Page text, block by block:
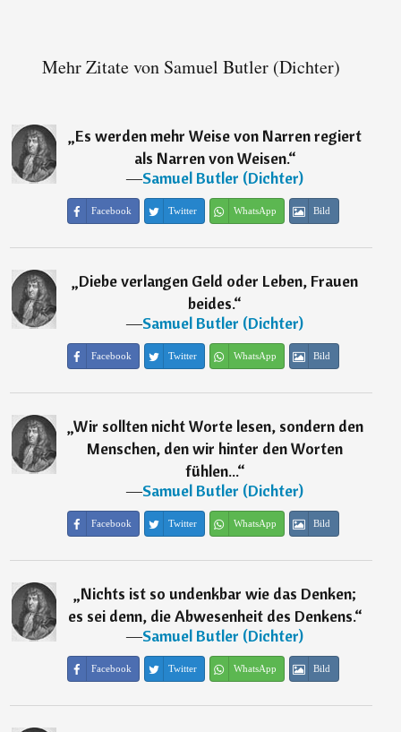
Mehr Zitate von Samuel Butler (Dichter)
„Es werden mehr Weise von Narren regiert
als Narren von Weisen.“
―Samuel Butler (Dichter)
Facebook Twitter WhatsApp Bild
„Diebe verlangen Geld oder Leben, Frauen
beides.“
―Samuel Butler (Dichter)
Facebook Twitter WhatsApp Bild
„Wir sollten nicht Worte lesen, sondern den
Menschen, den wir hinter den Worten
fühlen...“
―Samuel Butler (Dichter)
Facebook Twitter WhatsApp Bild
„Nichts ist so undenkbar wie das Denken;
es sei denn, die Abwesenheit des Denkens.“
―Samuel Butler (Dichter)
Facebook Twitter WhatsApp Bild